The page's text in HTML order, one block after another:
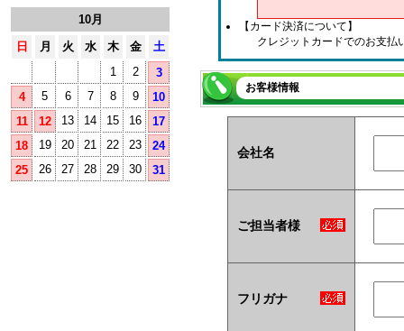
10月
日
月 火 水 木 金
土
1
2
3
4
5 6 7 8 9
10
11
12 13 14 15 16
17
18
19 20 21 22 23
24
25
26 27 28 29 30 31
【カード決済について】
クレジットカードでのお支払
お客様情報
会社名
ご担当者様
フリガナ